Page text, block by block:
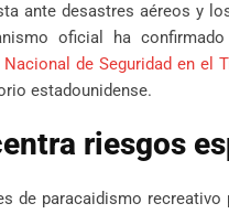
ante desastres aéreos y
oficial ha
de Seguridad en el
estadounidense.
riesgos
de paracaidismo